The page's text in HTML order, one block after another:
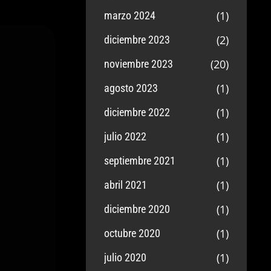
marzo 2024 (1)
diciembre 2023 (2)
noviembre 2023 (20)
agosto 2023 (1)
diciembre 2022 (1)
julio 2022 (1)
septiembre 2021 (1)
abril 2021 (1)
diciembre 2020 (1)
octubre 2020 (1)
julio 2020 (1)